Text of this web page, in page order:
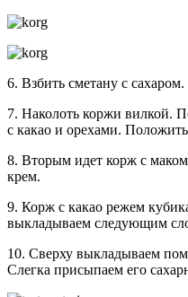
6. Взбить сметану с сахаром.
7. Наколоть коржи вилкой.
с какао и орехами.
8. Вторым идет корж с
крем.
9. Корж с какао режем
выкладываем следующим
10. Сверху выкладываем
Слегка присыпаем его